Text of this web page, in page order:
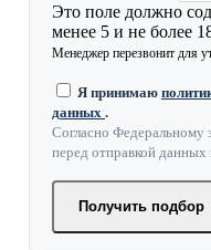
Это поле должно
менее 5 и не более
Менеджер перезвонит для
Я принимаю
данных .
Согласно Федеральному
перед отправкой данных
Получить подбор